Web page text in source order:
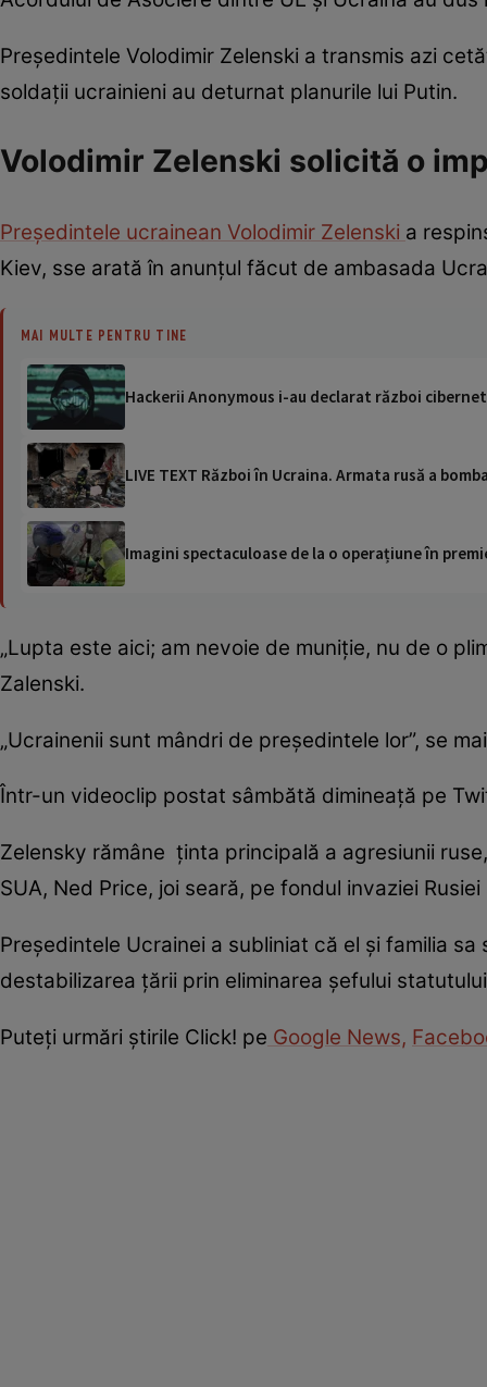
Președintele Volodimir Zelenski a transmis azi
soldații ucrainieni au deturnat planurile lui Putin.
Volodimir Zelenski solicită o
Președintele ucrainean Volodimir Zelenski a
Kiev, sse arată în anunțul făcut de ambasada
MAI MULTE PENTRU TINE
Hackerii Anonymous i-au declarat război
LIVE TEXT Război în Ucraina. Armata rusă a
Imagini spectaculoase de la o operațiune în
„Lupta este aici; am nevoie de muniție, nu de o
Zalenski.
„Ucrainenii sunt mândri de președintele lor”, se
Într-un videoclip postat sâmbătă dimineață pe
Zelensky rămâne ținta principală a agresiunii
SUA, Ned Price, joi seară, pe fondul invaziei
Președintele Ucrainei a subliniat că el și familia
destabilizarea țării prin eliminarea șefului
Puteţi urmări ştirile Click! pe Google News,